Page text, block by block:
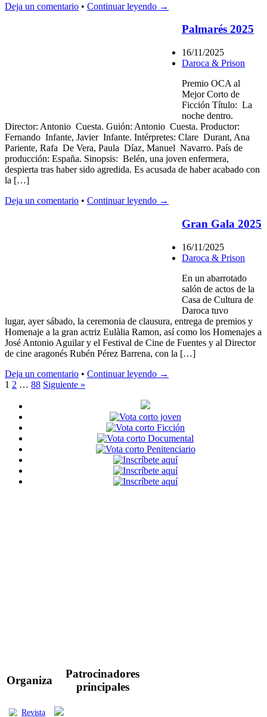
Deja un comentario • Continuar leyendo →
Palmarés 2025
16/11/2025
Daroca & Prison
Premio OCA al
Mejor Corto de
Ficción Título: La
noche dentro.
Director: Antonio Cuesta. Guión: Antonio Cuesta. Productor:
Fernando Infante, Javier Infante. Intérpretes: Clare Durant, Ana
Pariente, Rafa De Vera, Paula Díaz, Manuel Navarro. País de
producción: España. Sinopsis: Belén, una joven enfermera,
despierta tras haber sido agredida. Es acusada de haber acabado con
la […]
Deja un comentario • Continuar leyendo →
Gran Gala 2025
16/11/2025
Daroca & Prison
En un abarrotado
salón de actos de la
Casa de Cultura de
Daroca tuvo
lugar, ayer sábado, la ceremonia de clausura, entrega de premios y
Homenaje a la gran actriz Eulàlia Ramon, así como los Homenajes a
José Antonio Aguilar y el Festival de Cine de Fuentes y al Director
de cine aragonés Rubén Pérez Barrena, con la […]
Deja un comentario • Continuar leyendo →
1 2 … 88 Siguiente »
Organiza
Patrocinadores
principales